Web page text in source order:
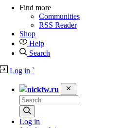
Find more
Communities
RSS Reader
Shop
Help
Search
Log in `
nickfw.ru
Log in